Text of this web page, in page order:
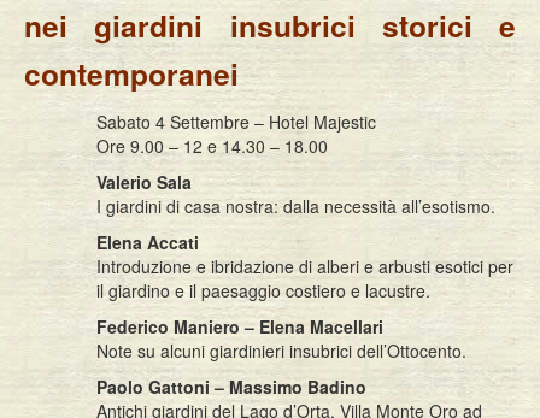
nei giardini insubrici storici e
contemporanei
Sabato 4 Settembre – Hotel Majestic
Ore 9.00 – 12 e 14.30 – 18.00
Valerio Sala
I giardini di casa nostra: dalla necessità all’esotismo.
Elena Accati
Introduzione e ibridazione di alberi e arbusti esotici per
il giardino e il paesaggio costiero e lacustre.
Federico Maniero – Elena Macellari
Note su alcuni giardinieri insubrici dell’Ottocento.
Paolo Gattoni – Massimo Badino
Antichi giardini del Lago d’Orta. Villa Monte Oro ad